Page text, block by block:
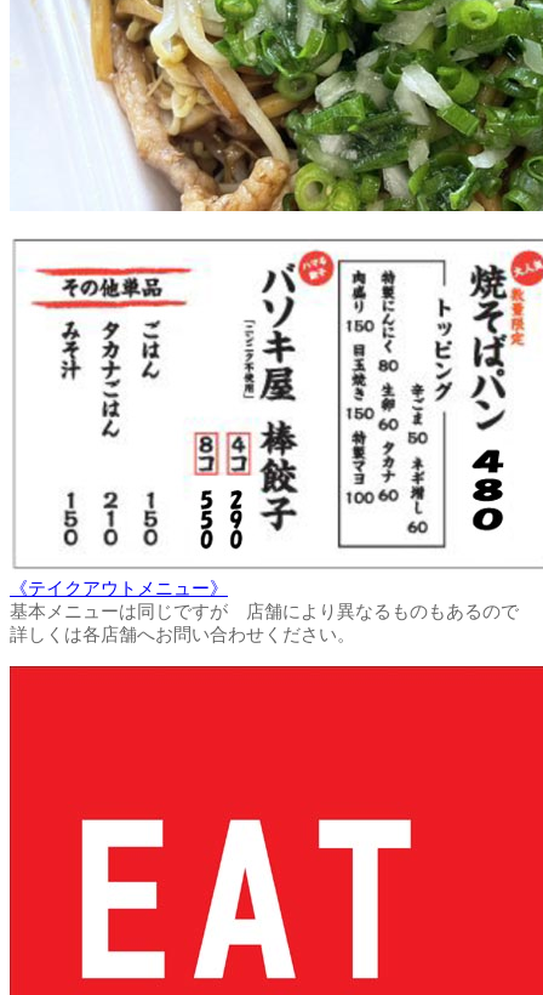
《テイクアウトメニュー》
基本メニューは同じですが 店舗により異なるものもあるので
詳しくは各店舗へお問い合わせください。